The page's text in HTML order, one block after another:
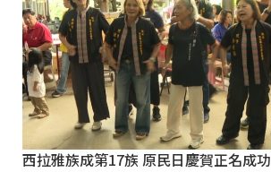
西拉雅族成第17族 原民日慶賀正名成功